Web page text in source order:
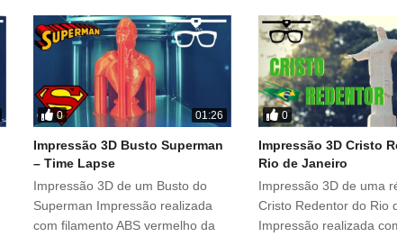
0 01:26
Impressão 3D Busto Superman
– Time Lapse
Impressão 3D de um Busto do
Superman Impressão realizada
com filamento ABS vermelho da
0
Impressão 3D Cristo
Rio de Janeiro
Impressão 3D de uma
Cristo Redentor do Rio
Impressão realizada